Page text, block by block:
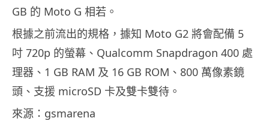
GB 的 Moto G 相若。
根據之前流出的規格，據知 Moto G2 將會配備 5
吋 720p 的螢幕、Qualcomm Snapdragon 400 處
理器、1 GB RAM 及 16 GB ROM、800 萬像素鏡
頭、支援 microSD 卡及雙卡雙待。
來源：gsmarena